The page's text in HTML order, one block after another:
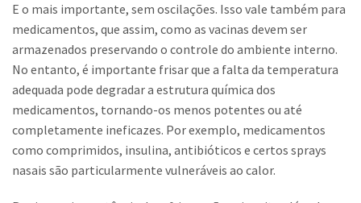
E o mais importante, sem oscilações. Isso vale também para
medicamentos, que assim, como as vacinas devem ser
armazenados preservando o controle do ambiente interno.
No entanto, é importante frisar que a falta da temperatura
adequada pode degradar a estrutura química dos
medicamentos, tornando-os menos potentes ou até
completamente ineficazes. Por exemplo, medicamentos
como comprimidos, insulina, antibióticos e certos sprays
nasais são particularmente vulneráveis ao calor.